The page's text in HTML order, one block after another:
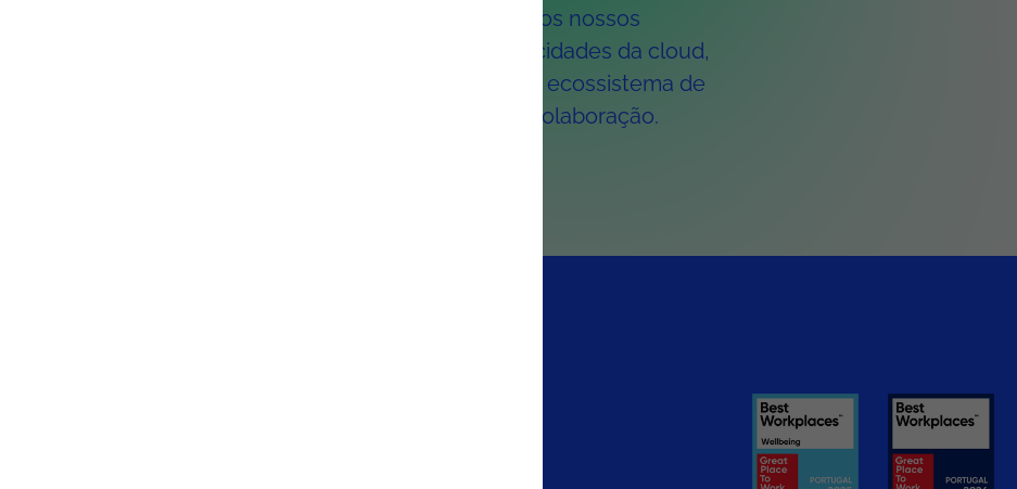
soluções tecnológicas que visam ajudar os nossos
clientes a adotar e tirar partido das capacidades da cloud,
a concentrarem-se na segurança do seu ecossistema de
IT e a procurarem formas modernas de colaboração.